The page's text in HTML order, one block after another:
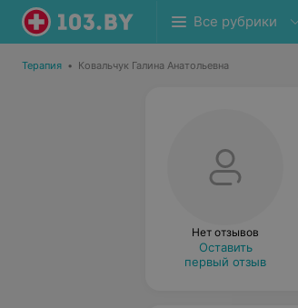
Все рубрики
Терапия • Ковальчук Галина Анатольевна
Нет отзывов
Оставить
первый отзыв